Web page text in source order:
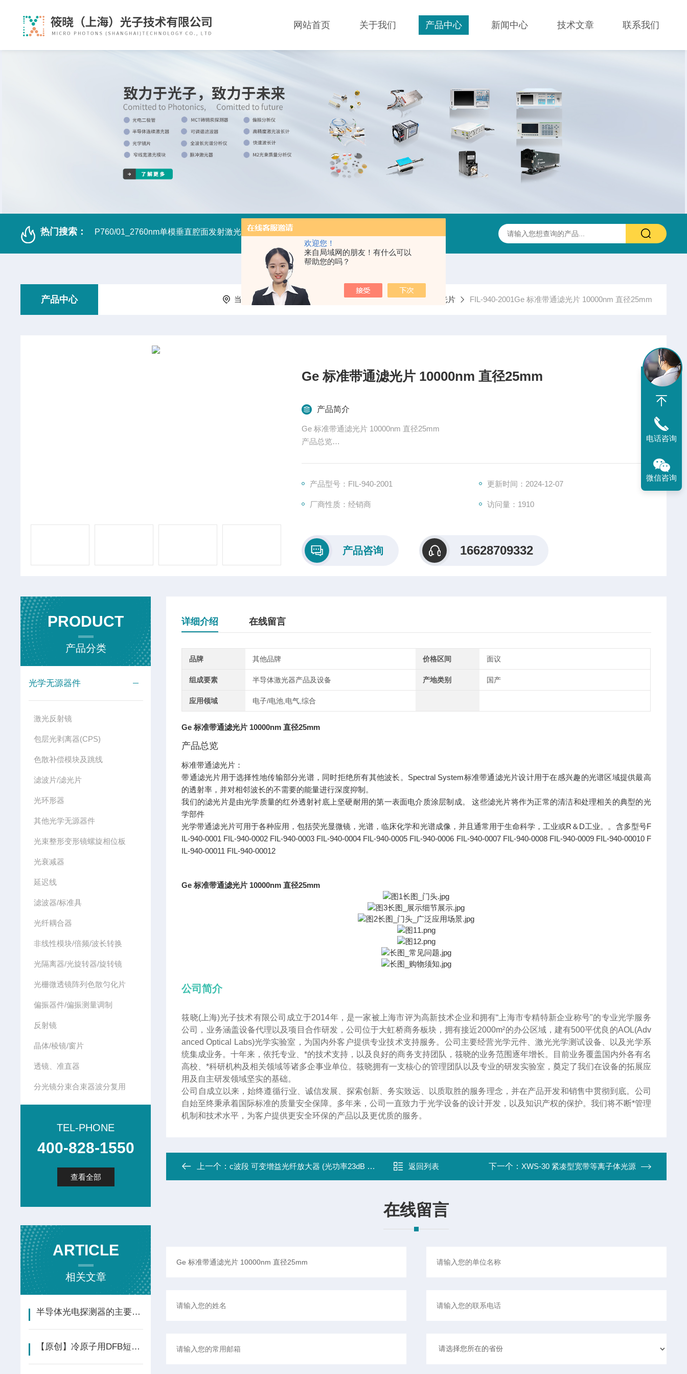
欢迎您！
来自局域网的朋友！有什么可以
帮助您的吗？
网站首页 关于我们 产品中心 新闻中心 技术文章 联系我们
热门搜索： P760/01_2760nm单模垂直腔面发射激光器 RFLDM-RF射频激光二极管驱动（控制/电源） IR抛光硫化锌(ZnS)多光谱(透明)窗片 0.37-13.5um 25.4X3.0mm（
产品中心 当前位置： 首页 产品中心 光学无源器件 滤波片/滤光片 FIL-940-2001Ge 标准带通滤光片 10000nm 直径25mm
Ge 标准带通滤光片 10000nm 直径25mm
产品简介
Ge 标准带通滤光片 10000nm 直径25mm
产品总览
计用于在感兴趣的光谱区域提供最高的透射率，并对相邻波长的不需要的能量进行深度抑制。
产品型号：FIL-940-2001 更新时间：2024-12-07
厂商性质：经销商 访问量：1910
产品咨询 16628709332
PRODUCT
产品分类
光学无源器件
激光反射镜
包层光剥离器(CPS)
色散补偿模块及跳线
滤波片/滤光片
光环形器
其他光学无源器件
光束整形变形镜螺旋相位板
光衰减器
延迟线
滤波器/标准具
光纤耦合器
非线性模块/倍频/波长转换
光隔离器/光旋转器/旋转镜
光栅微透镜阵列色散匀化片
偏振器件/偏振测量调制
反射镜
晶体/棱镜/窗片
透镜、准直器
分光镜分束合束器波分复用
TEL-PHONE
400-828-1550
查看全部
ARTICLE
相关文章
半导体光电探测器的主要参数说明
【原创】冷原子用DFB短波激光器（光学计量）
详细介绍 在线留言
品牌 其他品牌 价格区间 面议
组成要素 半导体激光器产品及设备 产地类别 国产
应用领域 电子/电池,电气,综合
Ge 标准带通滤光片 10000nm 直径25mm
产品总览
标准带通滤光片：
带通滤光片用于选择性地传输部分光谱，同时拒绝所有其他波长。Spectral System标准带通滤光片设计用于在感兴趣的光谱区域提供最高
的透射率，并对相邻波长的不需要的能量进行深度抑制。
我们的滤光片是由光学质量的红外透射衬底上坚硬耐用的第一表面电介质涂层制成。 这些滤光片将作为正常的清洁和处理相关的典型的光
学部件
光学带通滤光片可用于各种应用，包括荧光显微镜，光谱，临床化学和光谱成像，并且通常用于生命科学，工业或R＆D工业。。含多型号F
IL-940-0001 FIL-940-0002 FIL-940-0003 FIL-940-0004 FIL-940-0005 FIL-940-0006 FIL-940-0007 FIL-940-0008 FIL-940-0009 FIL-940-00010 F
IL-940-00011 FIL-940-00012
Ge 标准带通滤光片 10000nm 直径25mm
公司简介
筱晓(上海)光子技术有限公司成立于2014年， 是一家被上海市评为高新技术企业和拥有“上海市专精特新企业称号"的专业光学服务
公司，业务涵盖设备代理以及项目合作研发，公司位于大虹桥商务板块，拥有接近2000m²的办公区域，建有500平优良的AOL(Adv
anced Optical Labs)光学实验室，为国内外客户提供专业技术支持服务。公司主要经营光学元件、激光光学测试设备、以及光学系
统集成业务。十年来 ，依托专业、*的技术支持，以及良好的商务支持团队，筱晓的业务范围逐年增长。目前业务覆盖国内外各有名
高校、*科研机构及相关领域等诸多企事业单位。筱晓拥有一支核心的管理团队以及专业的研发实验室，奠定了我们在设备的拓展应
用及自主研发领域坚实的基础。
公司自成立以来，始终遵循行业、诚信发展、探索创新、务实致远、以质取胜的服务理念，并在产品开发和销售中贯彻到底。公司
自始至终秉承着国际标准的质量安全保障。多年来，公司一直致力于光学设备的设计开发，以及知识产权的保护。我们将不断*管理
机制和技术水平，为客户提供更安全环保的产品以及更优质的服务。
上一个：c波段 可变增益光纤放大器 (光功率23dB 增益范围 29~41dB) 返回列表 下一个： XWS-30 紧凑型宽带等离子体光源
在线留言
电话咨询
微信咨询